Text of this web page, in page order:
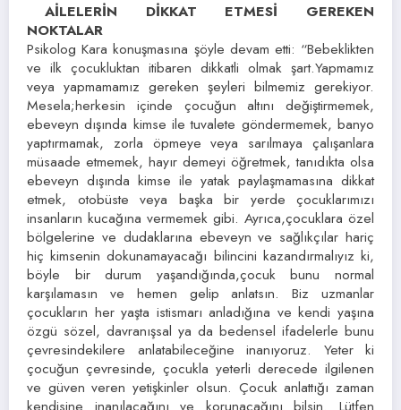
AİLELERİN DİKKAT ETMESİ GEREKEN
NOKTALAR
Psikolog Kara konuşmasına şöyle devam etti: “Bebeklikten
ve ilk çocukluktan itibaren dikkatli olmak şart.Yapmamız
veya yapmamamız gereken şeyleri bilmemiz gerekiyor.
Mesela;herkesin içinde çocuğun altını değiştirmemek,
ebeveyn dışında kimse ile tuvalete göndermemek, banyo
yaptırmamak, zorla öpmeye veya sarılmaya çalışanlara
müsaade etmemek, hayır demeyi öğretmek, tanıdıkta olsa
ebeveyn dışında kimse ile yatak paylaşmamasına dikkat
etmek, otobüste veya başka bir yerde çocuklarımızı
insanların kucağına vermemek gibi. Ayrıca,çocuklara özel
bölgelerine ve dudaklarına ebeveyn ve sağlıkçılar hariç
hiç kimsenin dokunamayacağı bilincini kazandırmalıyız ki,
böyle bir durum yaşandığında,çocuk bunu normal
karşılamasın ve hemen gelip anlatsın. Biz uzmanlar
çocukların her yaşta istismarı anladığına ve kendi yaşına
özgü sözel, davranışsal ya da bedensel ifadelerle bunu
çevresindekilere anlatabileceğine inanıyoruz. Yeter ki
çocuğun çevresinde, çocukla yeterli derecede ilgilenen
ve güven veren yetişkinler olsun. Çocuk anlattığı zaman